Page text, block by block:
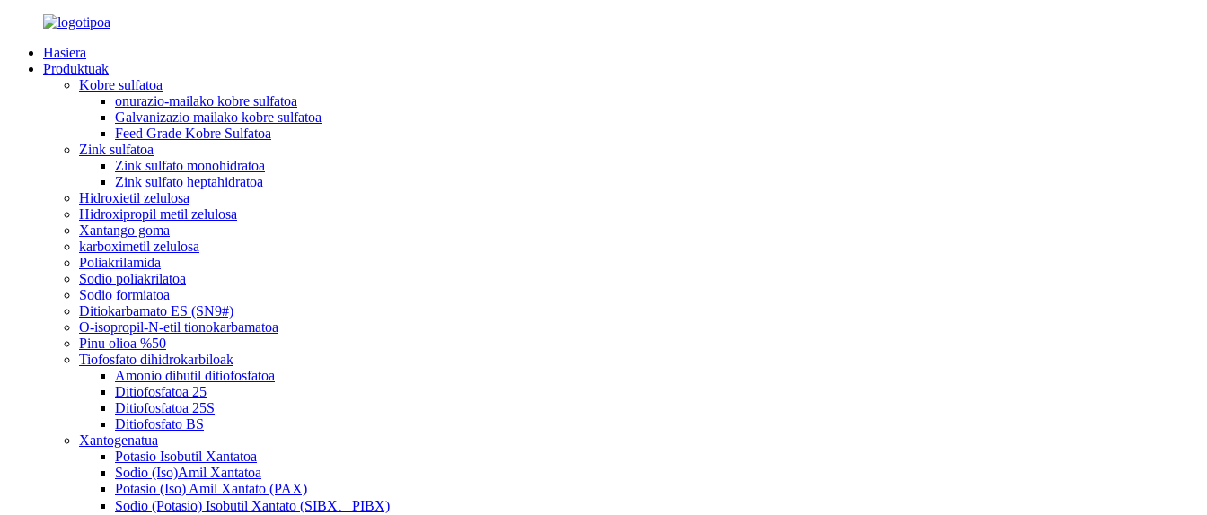
Hasiera
Produktuak
Kobre sulfatoa
onurazio-mailako kobre sulfatoa
Galvanizazio mailako kobre sulfatoa
Feed Grade Kobre Sulfatoa
Zink sulfatoa
Zink sulfato monohidratoa
Zink sulfato heptahidratoa
Hidroxietil zelulosa
Hidroxipropil metil zelulosa
Xantango goma
karboximetil zelulosa
Poliakrilamida
Sodio poliakrilatoa
Sodio formiatoa
Ditiokarbamato ES (SN9#)
O-isopropil-N-etil tionokarbamatoa
Pinu olioa %50
Tiofosfato dihidrokarbiloak
Amonio dibutil ditiofosfatoa
Ditiofosfatoa 25
Ditiofosfatoa 25S
Ditiofosfato BS
Xantogenatua
Potasio Isobutil Xantatoa
Sodio (Iso)Amil Xantatoa
Potasio (Iso) Amil Xantato (PAX)
Sodio (Potasio) Isobutil Xantato (SIBX、PIBX)